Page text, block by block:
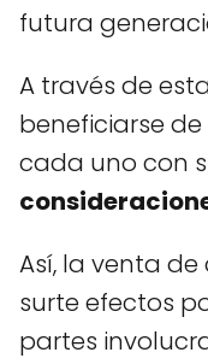
futura
A través de
beneficiarse
cada uno con
Así, la venta
surte efectos
partes